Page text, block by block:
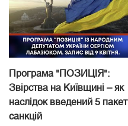
Програма "ПОЗИЦІЯ":
Звірства на Київщині – як
наслідок введений 5 пакет
санкцій